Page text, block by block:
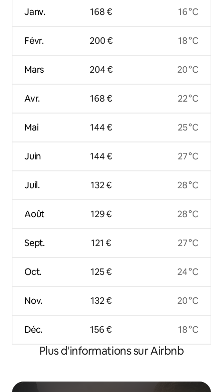
Janv.
Févr.
Mars
Avr.
Mai
Juin
Juil.
Août
Sept.
Oct.
Nov.
Déc.
168 €
200 €
204 €
168 €
144 €
144 €
132 €
129 €
121 €
125 €
132 €
156 €
16 °C
18 °C
20 °C
22 °C
25 °C
27 °C
28 °C
28 °C
27 °C
24 °C
20 °C
18 °C
Plus d'informations sur Airbnb